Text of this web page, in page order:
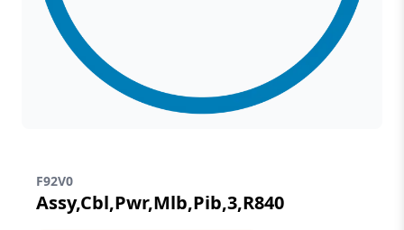
F92V0
Assy,Cbl,Pwr,Mlb,Pib,3,R840